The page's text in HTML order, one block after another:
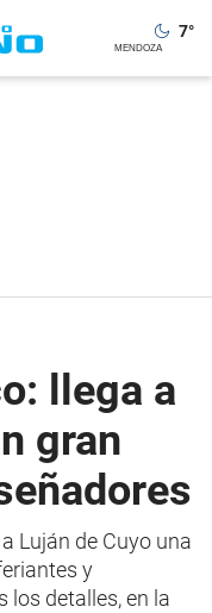
7°
llega a
gran
Luján de Cuyo una
y
los detalles, en la